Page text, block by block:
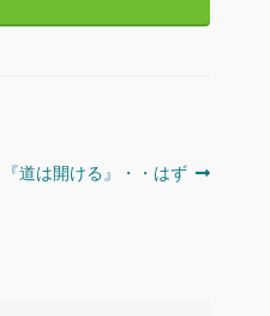
次
『道は開ける』・・はず